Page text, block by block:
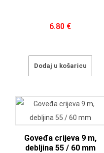
6.80 €
Dodaj u košaricu
Goveđa crijeva 9 m,
debljina 55 / 60 mm